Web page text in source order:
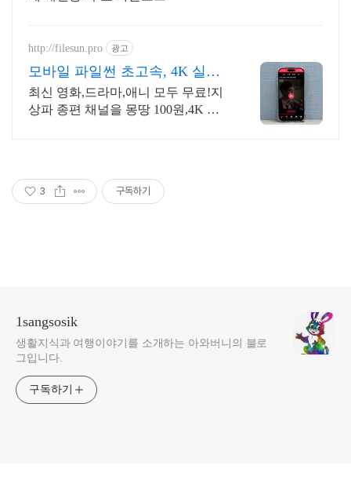
http://filesun.pro 광고
모바일 파일썬 초고속, 4K 실시
간 보기!
최신 영화,드라마,애니 모두 무료!지
상파 종편 채널을 몽땅 100원,4K 스
3 구독하기
1sangsosik
생활지식과 여행이야기를 소개하는 아와버니의 블로
그입니다.
구독하기